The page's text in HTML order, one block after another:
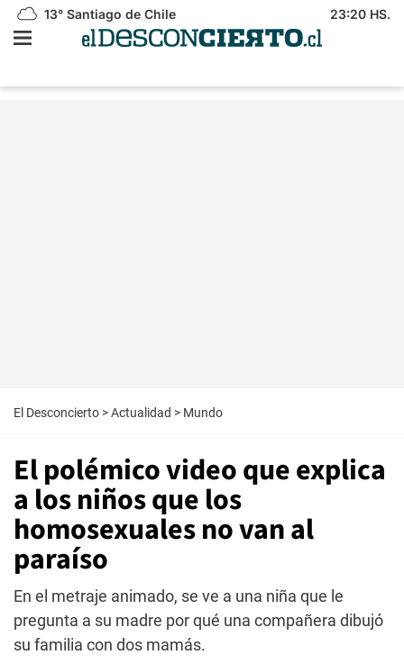
13° Santiago de Chile 23:20 HS.
El Desconcierto >Actualidad > Mundo
El polémico video que explica
a los niños que los
homosexuales no van al
paraíso
En el metraje animado, se ve a una niña que le
pregunta a su madre por qué una compañera dibujó
su familia con dos mamás.